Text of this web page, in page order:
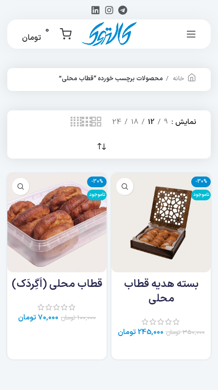
0
تومان
خانه محصولات برچسب خورده “قطاب محلی”
نمایش 9
12
18
24
-30%
ناموجود
بسته هدیه قطاب
محلی
350,000تومان 245,000تومان
-30%
ناموجود
قطاب محلی (اَگِردَک)
100,000تومان 70,000تومان